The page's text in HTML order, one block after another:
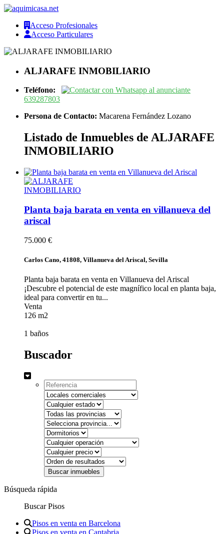
Acceso Profesionales
Acceso Particulares
ALJARAFE INMOBILIARIO
Teléfono:
639287803
Persona de Contacto: Macarena Fernández Lozano
Listado de Inmuebles de ALJARAFE
INMOBILIARIO
Planta baja barata en venta en villanueva del
ariscal
75.000 €
Carlos Cano, 41808, Villanueva del Ariscal, Sevilla
Planta baja barata en venta en Villanueva del Ariscal
¡Descubre el potencial de este magnífico local en planta baja,
ideal para convertir en tu...
Venta
126 m2
1 baños
Buscador
Búsqueda rápida
Buscar Pisos
Pisos en venta en Barcelona
Pisos en venta en Cantabria